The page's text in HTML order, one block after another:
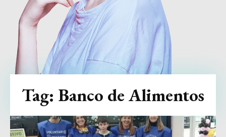
Tag: Banco de Alimentos